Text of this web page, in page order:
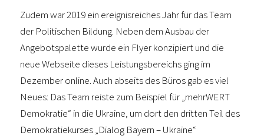
Zudem war 2019 ein ereignisreiches Jahr für das Team
der Politischen Bildung. Neben dem Ausbau der
Angebotspalette wurde ein Flyer konzipiert und die
neue Webseite dieses Leistungsbereichs ging im
Dezember online. Auch abseits des Büros gab es viel
Neues: Das Team reiste zum Beispiel für „mehrWERT
Demokratie“ in die Ukraine, um dort den dritten Teil des
Demokratiekurses „Dialog Bayern – Ukraine“